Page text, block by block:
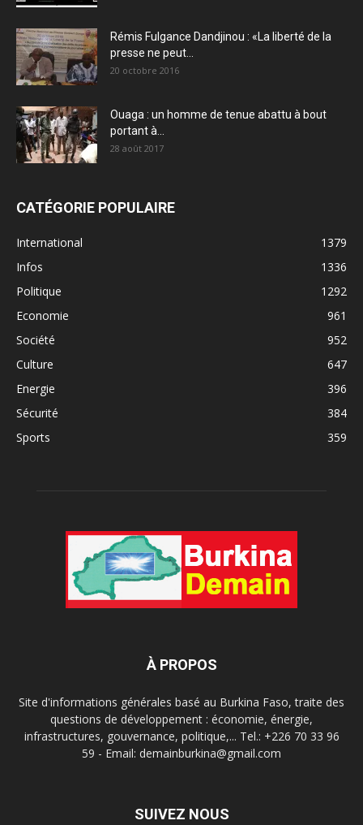
Rémis Fulgance Dandjinou : «La liberté de la
presse ne peut...
20 octobre 2016
Ouaga : un homme de tenue abattu à bout
portant à...
28 août 2017
CATÉGORIE POPULAIRE
International
1379
Infos
1336
Politique
1292
Economie
961
Société
952
Culture
647
Energie
396
Sécurité
384
Sports
359
À PROPOS
Site d'informations générales basé au Burkina Faso, traite des
questions de développement : économie, énergie,
infrastructures, gouvernance, politique,... Tel.: +226 70 33 96
59 - Email: demainburkina@gmail.com
SUIVEZ NOUS